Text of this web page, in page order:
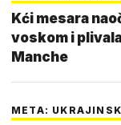
Kći mesara
voskom i
Manche
META: